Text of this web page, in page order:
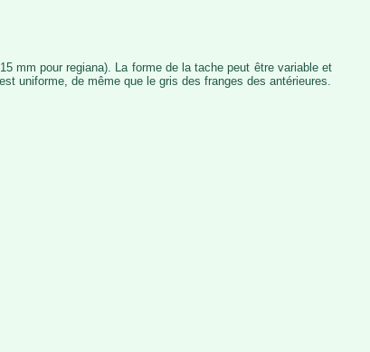
mm pour regiana). La forme de la tache peut être variable et
uniforme, de même que le gris des franges des antérieures.